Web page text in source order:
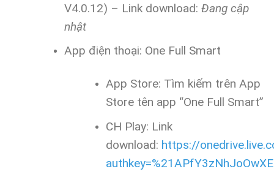
V4.0.12) – Link download: Đang cập
nhật
App điện thoại: One Full Smart
App Store: Tìm kiếm trên App
Store tên app “One Full Smart”
CH Play: Link
download: https://